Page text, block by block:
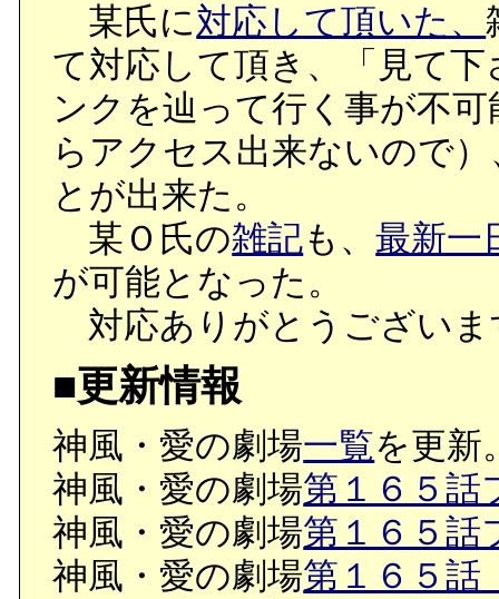
某氏に対応して頂いた、
て対応して頂き、「見て
ンクを辿って行く事が不
らアクセス出来ないので
とが出来た。
某Ｏ氏の雑記も、最新一
が可能となった。
対応ありがとうございま
■更新情報
神風・愛の劇場一覧を更新
神風・愛の劇場第１６５話
神風・愛の劇場第１６５話
神風・愛の劇場第１６５話